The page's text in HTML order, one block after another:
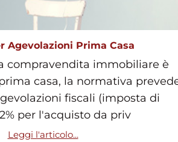
Agevolazioni Prima Casa
compravendita immobiliare è
casa, la normativa
fiscali (imposta di
per l'acquisto da priv
Leggi l'articolo...